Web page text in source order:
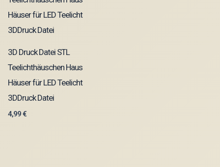
3D Druck Datei STL
Teelichthäuschen Haus
Häuser für LED Teelicht
3DDruck Datei
4,99€